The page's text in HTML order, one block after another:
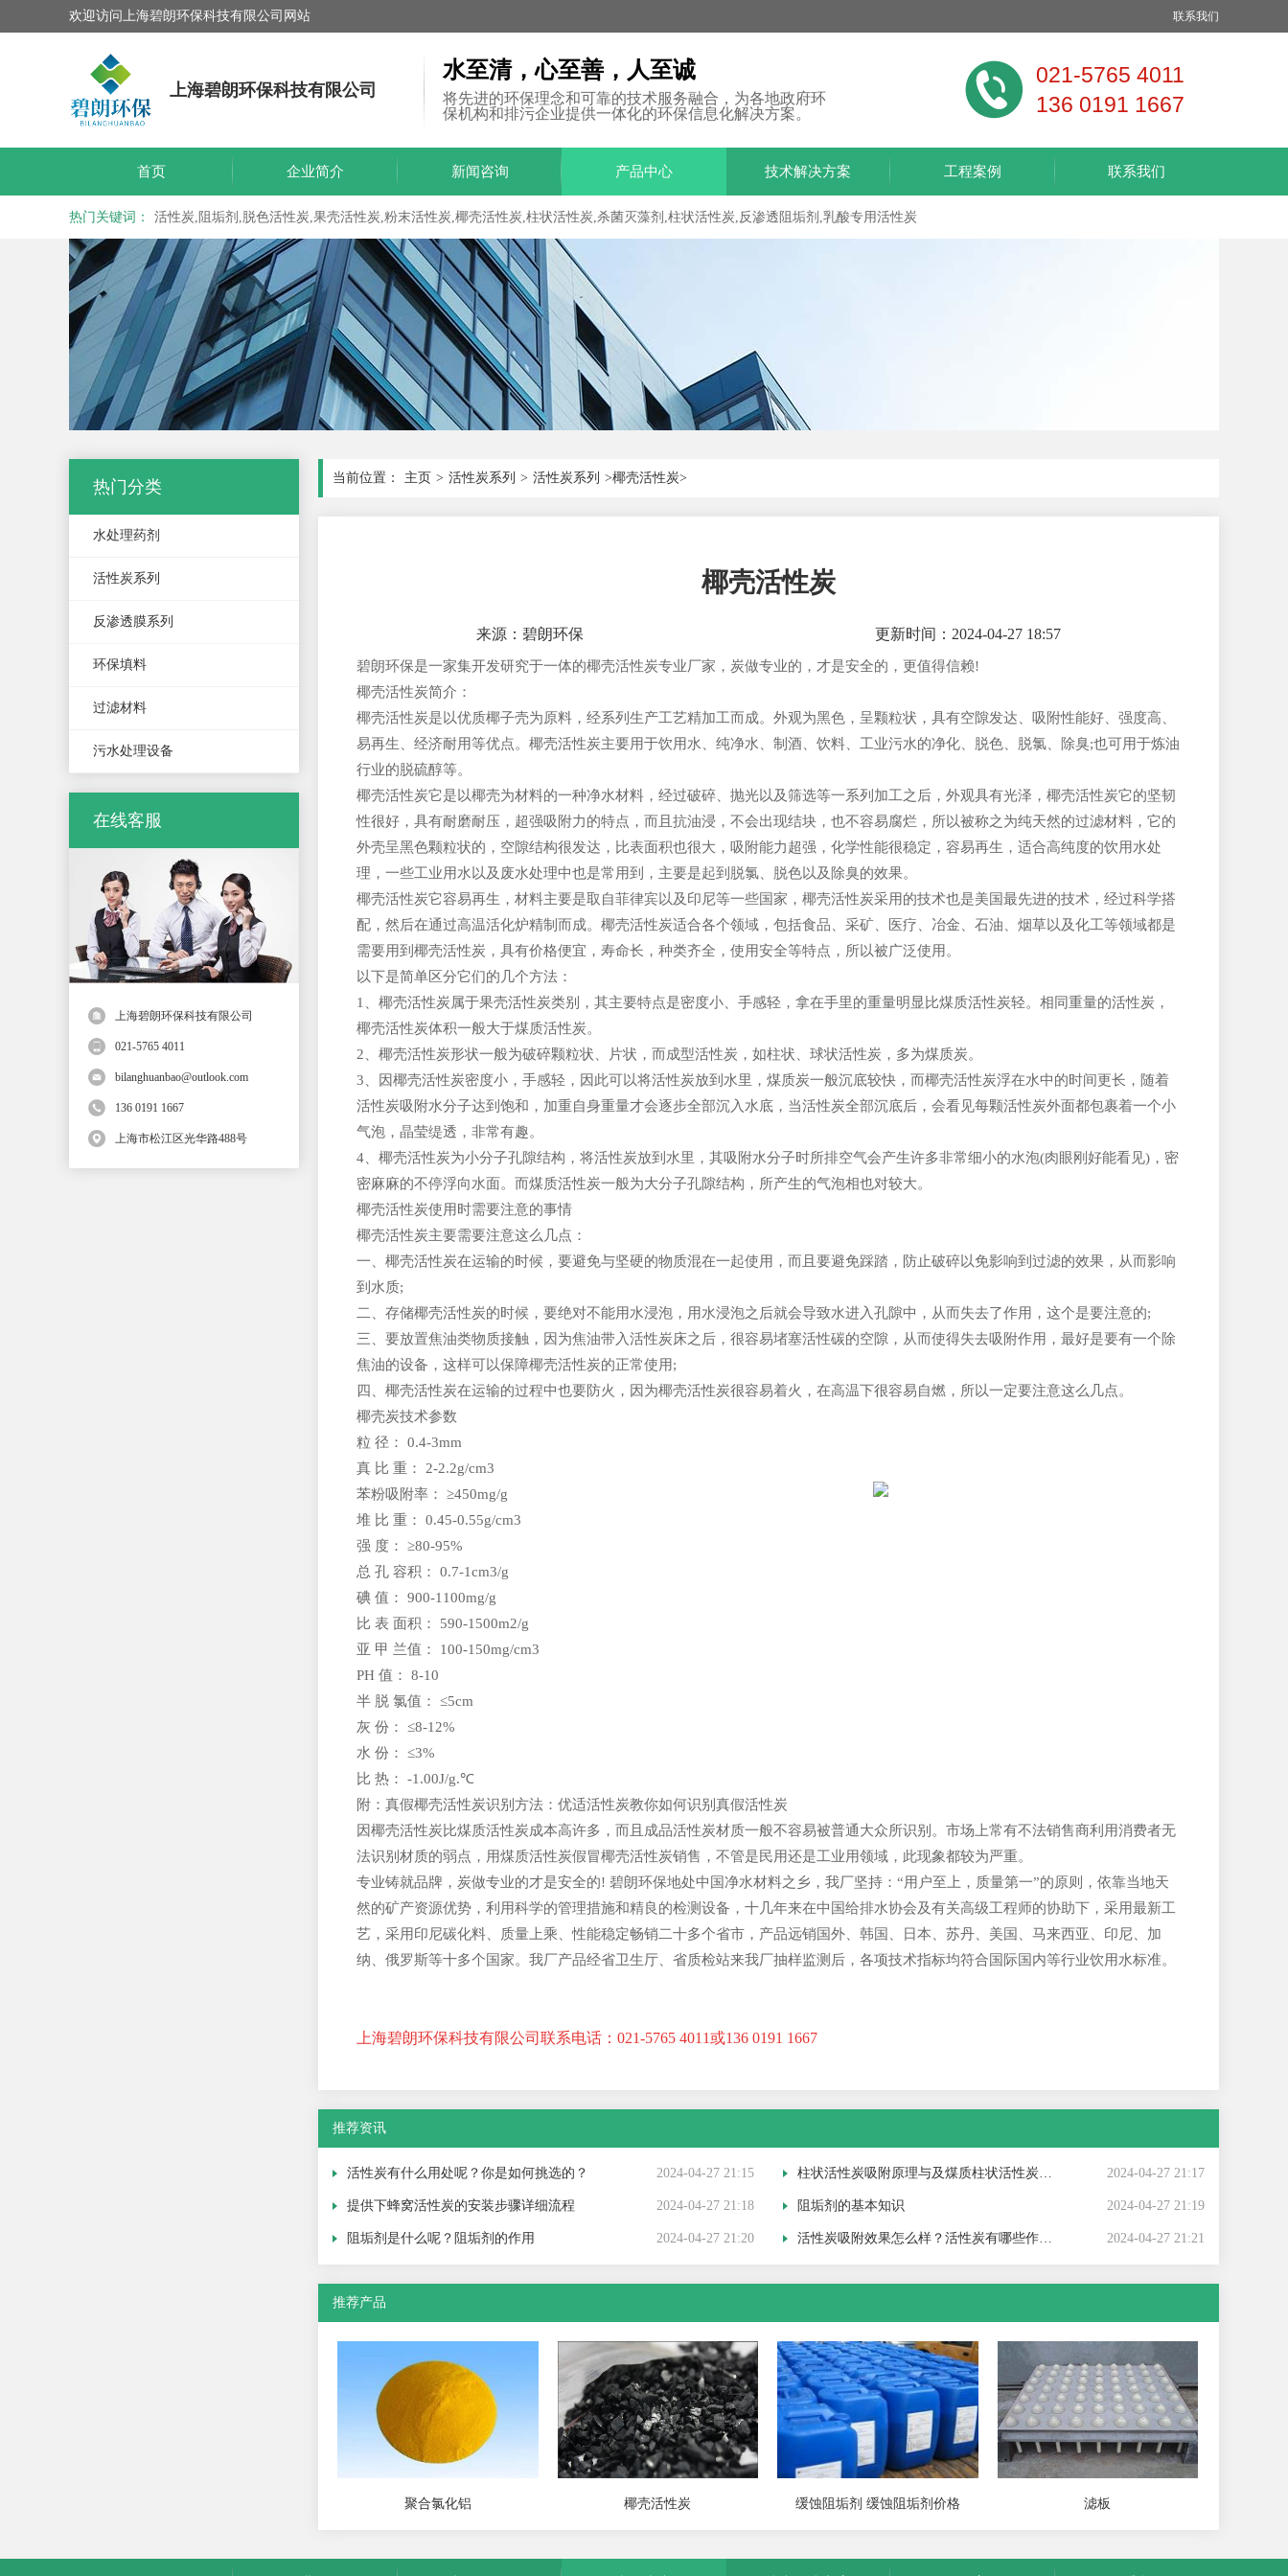
欢迎访问上海碧朗环保科技有限公司网站 联系我们
上海碧朗环保科技有限公司
水至清，心至善，人至诚
将先进的环保理念和可靠的技术服务融合，为各地政府环
保机构和排污企业提供一体化的环保信息化解决方案。
021-5765 4011
136 0191 1667
首页 企业简介 新闻咨询 产品中心 技术解决方案 工程案例 联系我们
热门关键词： 活性炭,阻垢剂,脱色活性炭,果壳活性炭,粉末活性炭,椰壳活性炭,柱状活性炭,杀菌灭藻剂,柱状活性炭,反渗透阻垢剂,乳酸专用活性炭
热门分类
水处理药剂
活性炭系列
反渗透膜系列
环保填料
过滤材料
污水处理设备
在线客服
上海碧朗环保科技有限公司
021-5765 4011
bilanghuanbao@outlook.com
136 0191 1667
上海市松江区光华路488号
当前位置： 主页 > 活性炭系列 > 活性炭系列 >椰壳活性炭>
椰壳活性炭
来源：碧朗环保 更新时间：2024-04-27 18:57
碧朗环保是一家集开发研究于一体的椰壳活性炭专业厂家，炭做专业的，才是安全的，更值得信赖!
椰壳活性炭简介：
椰壳活性炭是以优质椰子壳为原料，经系列生产工艺精加工而成。外观为黑色，呈颗粒状，具有空隙发达、吸附性能好、强度高、
易再生、经济耐用等优点。椰壳活性炭主要用于饮用水、纯净水、制酒、饮料、工业污水的净化、脱色、脱氯、除臭;也可用于炼油
行业的脱硫醇等。
椰壳活性炭它是以椰壳为材料的一种净水材料，经过破碎、抛光以及筛选等一系列加工之后，外观具有光泽，椰壳活性炭它的坚韧
性很好，具有耐磨耐压，超强吸附力的特点，而且抗油浸，不会出现结块，也不容易腐烂，所以被称之为纯天然的过滤材料，它的
外壳呈黑色颗粒状的，空隙结构很发达，比表面积也很大，吸附能力超强，化学性能很稳定，容易再生，适合高纯度的饮用水处
理，一些工业用水以及废水处理中也是常用到，主要是起到脱氯、脱色以及除臭的效果。
椰壳活性炭它容易再生，材料主要是取自菲律宾以及印尼等一些国家，椰壳活性炭采用的技术也是美国最先进的技术，经过科学搭
配，然后在通过高温活化炉精制而成。椰壳活性炭适合各个领域，包括食品、采矿、医疗、冶金、石油、烟草以及化工等领域都是
需要用到椰壳活性炭，具有价格便宜，寿命长，种类齐全，使用安全等特点，所以被广泛使用。
以下是简单区分它们的几个方法：
1、椰壳活性炭属于果壳活性炭类别，其主要特点是密度小、手感轻，拿在手里的重量明显比煤质活性炭轻。相同重量的活性炭，
椰壳活性炭体积一般大于煤质活性炭。
2、椰壳活性炭形状一般为破碎颗粒状、片状，而成型活性炭，如柱状、球状活性炭，多为煤质炭。
3、因椰壳活性炭密度小，手感轻，因此可以将活性炭放到水里，煤质炭一般沉底较快，而椰壳活性炭浮在水中的时间更长，随着
活性炭吸附水分子达到饱和，加重自身重量才会逐步全部沉入水底，当活性炭全部沉底后，会看见每颗活性炭外面都包裹着一个小
气泡，晶莹缇透，非常有趣。
4、椰壳活性炭为小分子孔隙结构，将活性炭放到水里，其吸附水分子时所排空气会产生许多非常细小的水泡(肉眼刚好能看见)，密
密麻麻的不停浮向水面。而煤质活性炭一般为大分子孔隙结构，所产生的气泡相也对较大。
椰壳活性炭使用时需要注意的事情
椰壳活性炭主要需要注意这么几点：
一、椰壳活性炭在运输的时候，要避免与坚硬的物质混在一起使用，而且要避免踩踏，防止破碎以免影响到过滤的效果，从而影响
到水质;
二、存储椰壳活性炭的时候，要绝对不能用水浸泡，用水浸泡之后就会导致水进入孔隙中，从而失去了作用，这个是要注意的;
三、要放置焦油类物质接触，因为焦油带入活性炭床之后，很容易堵塞活性碳的空隙，从而使得失去吸附作用，最好是要有一个除
焦油的设备，这样可以保障椰壳活性炭的正常使用;
四、椰壳活性炭在运输的过程中也要防火，因为椰壳活性炭很容易着火，在高温下很容易自燃，所以一定要注意这么几点。
椰壳炭技术参数
粒 径： 0.4-3mm
真 比 重： 2-2.2g/cm3
苯粉吸附率： ≥450mg/g
堆 比 重： 0.45-0.55g/cm3
强 度： ≥80-95%
总 孔 容积： 0.7-1cm3/g
碘 值： 900-1100mg/g
比 表 面积： 590-1500m2/g
亚 甲 兰值： 100-150mg/cm3
PH 值： 8-10
半 脱 氯值： ≤5cm
灰 份： ≤8-12%
水 份： ≤3%
比 热： -1.00J/g.℃
附：真假椰壳活性炭识别方法：优适活性炭教你如何识别真假活性炭
因椰壳活性炭比煤质活性炭成本高许多，而且成品活性炭材质一般不容易被普通大众所识别。市场上常有不法销售商利用消费者无
法识别材质的弱点，用煤质活性炭假冒椰壳活性炭销售，不管是民用还是工业用领域，此现象都较为严重。
专业铸就品牌，炭做专业的才是安全的! 碧朗环保地处中国净水材料之乡，我厂坚持：“用户至上，质量第一”的原则，依靠当地天
然的矿产资源优势，利用科学的管理措施和精良的检测设备，十几年来在中国给排水协会及有关高级工程师的协助下，采用最新工
艺，采用印尼碳化料、质量上乘、性能稳定畅销二十多个省市，产品远销国外、韩国、日本、苏丹、美国、马来西亚、印尼、加
纳、俄罗斯等十多个国家。我厂产品经省卫生厅、省质检站来我厂抽样监测后，各项技术指标均符合国际国内等行业饮用水标准。
上海碧朗环保科技有限公司联系电话：021-5765 4011或136 0191 1667
推荐资讯
活性炭有什么用处呢？你是如何挑选的？ 2024-04-27 21:15 柱状活性炭吸附原理与及煤质柱状活性炭对粘合剂的标准 2024-04-27 21:17
提供下蜂窝活性炭的安装步骤详细流程 2024-04-27 21:18 阻垢剂的基本知识 2024-04-27 21:19
阻垢剂是什么呢？阻垢剂的作用 2024-04-27 21:20 活性炭吸附效果怎么样？活性炭有哪些作用？ 2024-04-27 21:21
推荐产品
聚合氯化铝 椰壳活性炭 缓蚀阻垢剂 缓蚀阻垢剂价格 滤板